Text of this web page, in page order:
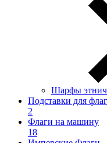
Шарфы
Подставки для
2
Флаги на машину
18